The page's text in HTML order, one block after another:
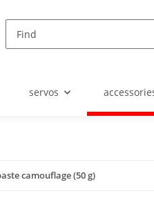
servos
camouflage (50 g)